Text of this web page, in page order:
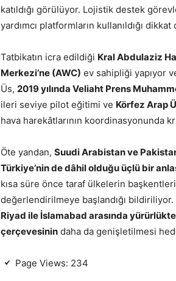
katıldığı görülüyor. Lojistik destek
yardımcı platformların kullanıldığı dikkat
Tatbikatın icra edildiği Kral Abdulaziz
Merkezi’ne (AWC) ev sahipliği yapıyor
Üs, 2019 yılında Veliaht Prens
ileri seviye pilot eğitimi ve Körfez Arap
hava harekâtlarının koordinasyonunda
Öte yandan, Suudi Arabistan ve
Türkiye’nin de dâhil olduğu üçlü bir
kısa süre önce taraf ülkelerin
değerlendirilmeye başlandığı
Riyad ile İslamabad arasında
çerçevesinin daha da genişletilmesi
Page Views: 234